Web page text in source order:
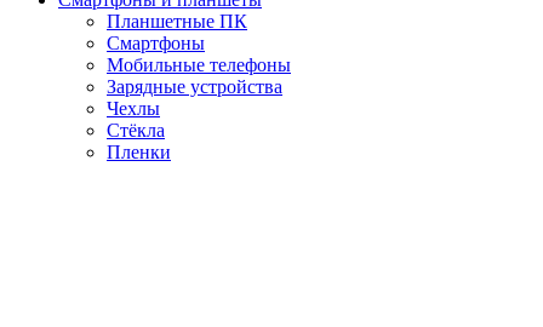
Планшетные ПК
Смартфоны
Мобильные телефоны
Зарядные устройства
Чехлы
Стёкла
Пленки